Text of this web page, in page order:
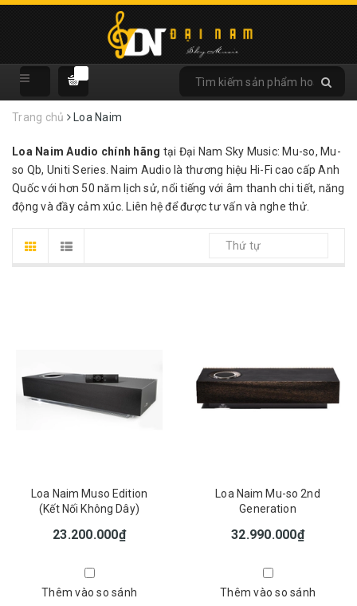
Trang chủ Loa Naim
Loa Naim Audio chính hãng tại Đại Nam Sky Music: Mu-so, Mu-
so Qb, Uniti Series. Naim Audio là thương hiệu Hi-Fi cao cấp Anh
Quốc với hơn 50 năm lịch sử, nổi tiếng với âm thanh chi tiết, năng
động và đầy cảm xúc. Liên hệ để được tư vấn và nghe thử.
Thứ tự
Loa Naim Muso Edition
(Kết Nối Không Dây)
23.200.000₫
Thêm vào so sánh
Loa Naim Mu-so 2nd
Generation
32.990.000₫
Thêm vào so sánh